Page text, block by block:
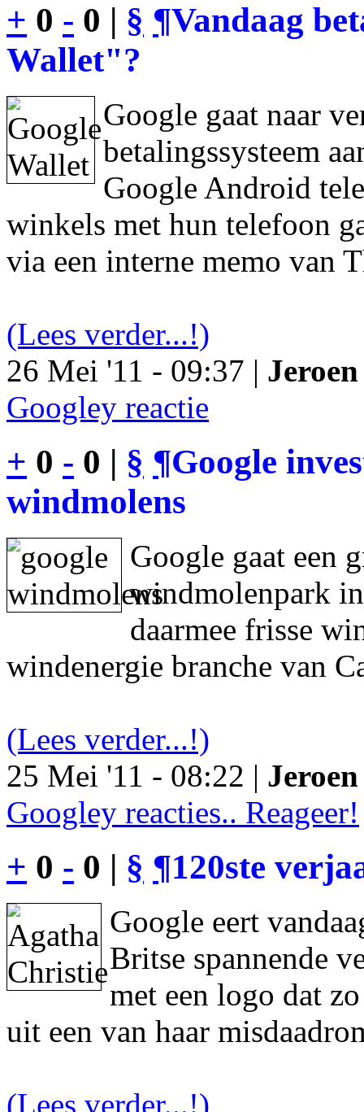
+ 0 - 0 | § ¶Vandaag
Wallet"?
Google gaat naar
betalingssysteem
Google Android
winkels met hun telefoon
via een interne memo van
(Lees verder...!)
26 Mei '11 - 09:37 |
Googley reactie
+ 0 - 0 | § ¶Google
windmolens
Google gaat een
windmolenpark
daarmee frisse
windenergie branche van
(Lees verder...!)
25 Mei '11 - 08:22 |
Googley reacties.. Reageer!
+ 0 - 0 | § ¶120ste
Google eert
Britse spannende
met een logo dat
uit een van haar
(Lees verder...!)